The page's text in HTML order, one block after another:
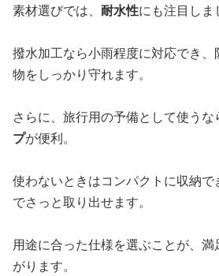
素材選びでは、 耐水性にも注目しま
撥水加工なら小雨程度に対応でき
物をしっかり守れます。
さらに、旅行用の予備として使うな
プが便利。
使わないときはコンパクトに収納
でさっと取り出せます。
用途に合った仕様を選ぶことが、
がります。